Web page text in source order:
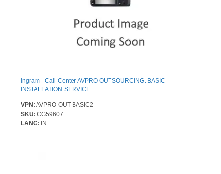
Ingram - Call Center AVPRO OUTSOURCING. BASIC
INSTALLATION SERVICE
VPN: AVPRO-OUT-BASIC2
SKU: CG59607
LANG: IN